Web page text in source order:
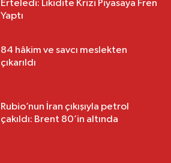
Erteledi: Likidite Krizi Piyasaya Fren
Yaptı
84 hâkim ve savcı meslekten
çıkarıldı
Rubio’nun İran çıkışıyla petrol
çakıldı: Brent 80’in altında